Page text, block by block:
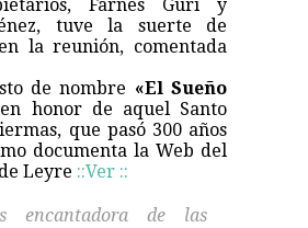
Farnés Guri y
tuve la suerte de
la reunión, comentada
de nombre «El Sueño
en honor de aquel Santo
que pasó 300 años
documenta la Web del
Leyre ::Ver ::
encantadora de las